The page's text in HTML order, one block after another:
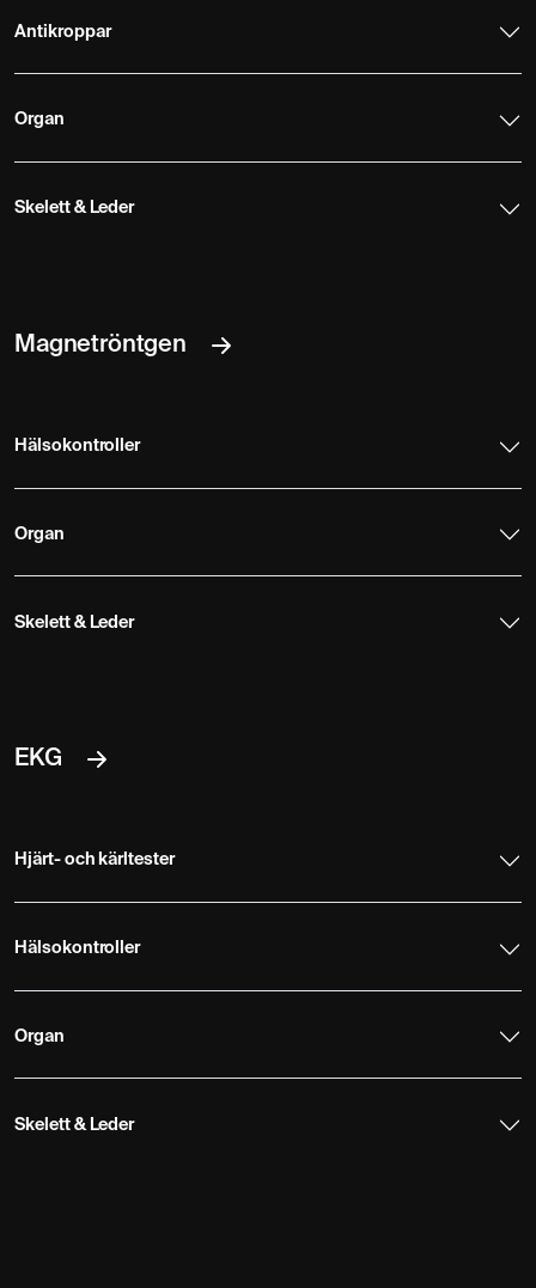
Antikroppar
Organ
Skelett & Leder
Magnetröntgen
Hälsokontroller
Organ
Skelett & Leder
EKG
Hjärt- och kärltester
Hälsokontroller
Organ
Skelett & Leder